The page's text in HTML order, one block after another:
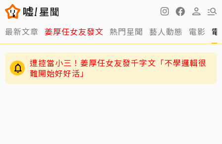
最新文章 姜厚任女友發文 熱門星聞 藝人動態 電影
遭控當小三！姜厚任女友發千字文「不學邏輯很
難開始好好活」